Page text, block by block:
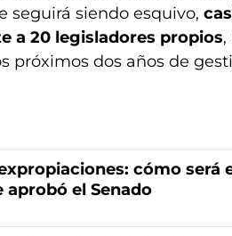
seguirá siendo esquivo,
a 20 legisladores propios,
próximos dos años de
cómo será
el Senado